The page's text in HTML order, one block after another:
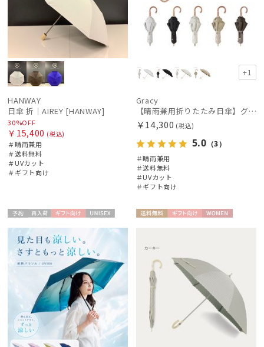
HANWAY
日傘 折｜AIREY [HANWAY]
30%OFF
￥15,400 (税込)
＃晴雨兼用
＃送料無料
＃UVカット
＃ギフト向け
+1
Gracy
【晴雨兼用折りたたみ日傘】グレイシー (Gracy) Peplum Frill 一級遮光99.99% 遮熱 UV99％ 簡単開閉
￥14,300 (税込)
5.0 （3）
＃晴雨兼用
＃送料無料
＃UVカット
＃ギフト向け
荷
向け